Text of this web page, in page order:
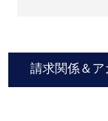
請求関係＆ア